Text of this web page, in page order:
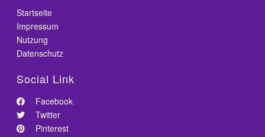
Startseite
Impressum
Nutzung
Datenschutz
Social Link
Facebook
Twitter
Pinterest